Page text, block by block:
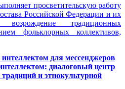
просветительскую работу
Российской Федерации и их
возрождение традиционных
фольклорных коллективов,
для мессенджеров
диалоговый центр
и этнокультурной